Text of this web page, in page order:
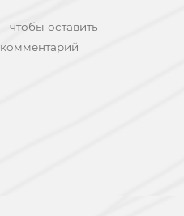
чтобы оставить
комментарий